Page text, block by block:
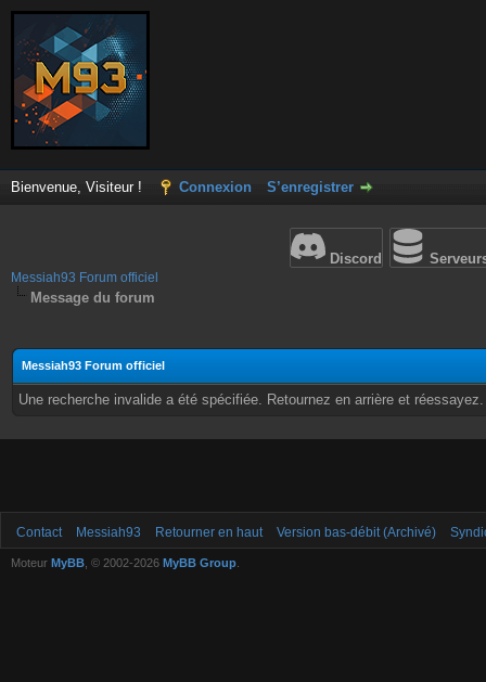
Bienvenue, Visiteur ! Connexion S’enregistrer
Discord
Messiah93 Forum officiel
Message du forum
Messiah93 Forum officiel
Une recherche invalide a été spécifiée. Retournez en arrière et réessayez.
Contact Messiah93 Retourner en haut Version bas-débit (Archivé)
Moteur MyBB , © 2002-2026 MyBB Group